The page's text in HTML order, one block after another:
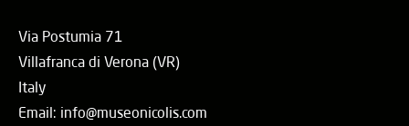
Via Postumia 71
Villafranca di Verona (VR)
Italy
Email: info@museonicolis.com